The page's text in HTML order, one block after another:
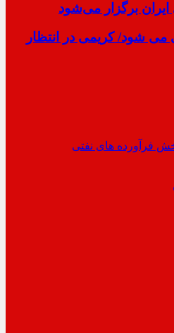
برگزار می‌شود
می شود/ کریمی در انتظار
فرآورده های نفتی